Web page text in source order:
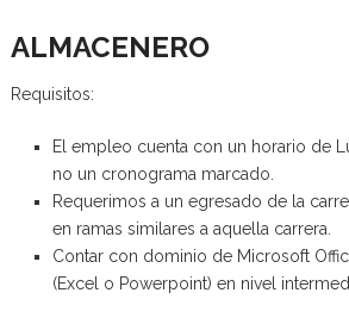
ALMACENERO
Requisitos:
El empleo cuenta con un horario de
no un cronograma marcado.
Requerimos a un egresado de la
en ramas similares a aquella carrera.
Contar con dominio de Microsoft
(Excel o Powerpoint) en nivel